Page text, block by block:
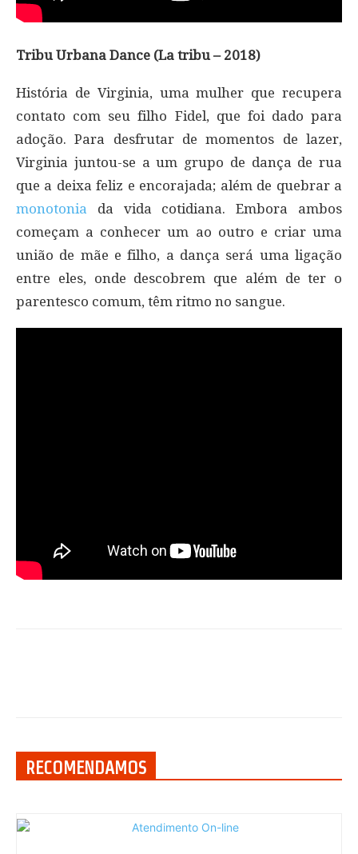
Tribu Urbana Dance (La tribu – 2018)
História de Virginia, uma mulher que recupera
contato com seu filho Fidel, que foi dado para
adoção. Para desfrutar de momentos de lazer,
Virginia juntou-se a um grupo de dança de rua
que a deixa feliz e encorajada; além de quebrar a
monotonia da vida cotidiana. Embora ambos
começam a conhecer um ao outro e criar uma
união de mãe e filho, a dança será uma ligação
entre eles, onde descobrem que além de ter o
parentesco comum, têm ritmo no sangue.
RECOMENDAMOS